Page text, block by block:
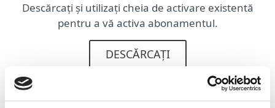
Descărcați și utilizați cheia de activare existentă
pentru a vă activa abonamentul.
DESCĂRCAȚI